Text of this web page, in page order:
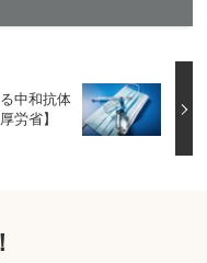
中和抗体
労省】